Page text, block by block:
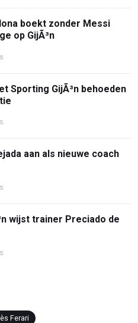
boekt zonder Messi
op GijÃ³n
Sporting GijÃ³n behoeden
aan als nieuwe coach
wijst trainer Preciado de
Ferari